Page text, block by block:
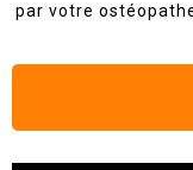
par votre